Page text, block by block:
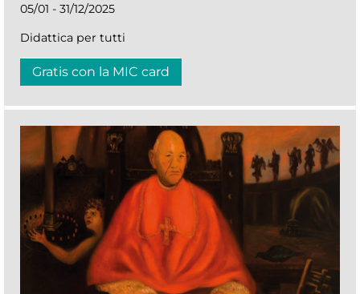
05/01 - 31/12/2025
Didattica per tutti
Gratis con la MIC card